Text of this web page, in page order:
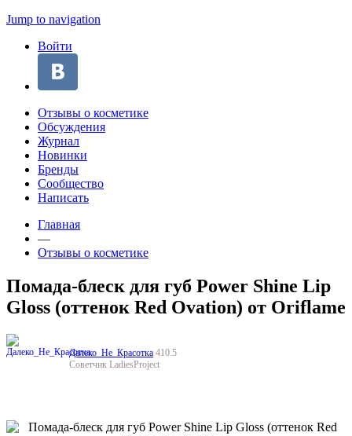
Jump to navigation
Войти
Отзывы о косметике
Обсуждения
Журнал
Новинки
Бренды
Сообщество
Написать
Главная
—
Отзывы о косметике
Помада-блеск для губ Power Shine Lip
Gloss (оттенок Red Ovation) от Oriflame
Далеко_Не_Красотка 410.5
Советчик LadiesProject